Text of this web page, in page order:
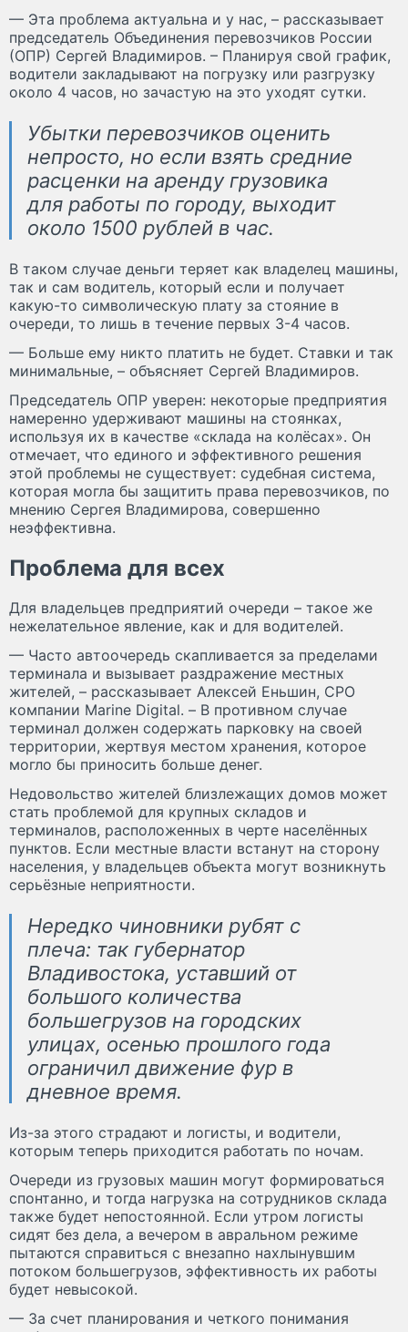
— Эта проблема актуальна и у нас, – рассказывает
председатель Объединения перевозчиков России
(ОПР) Сергей Владимиров. – Планируя свой график,
водители закладывают на погрузку или разгрузку
около 4 часов, но зачастую на это уходят сутки.
Убытки перевозчиков оценить
непросто, но если взять средние
расценки на аренду грузовика
для работы по городу, выходит
около 1500 рублей в час.
В таком случае деньги теряет как владелец машины,
так и сам водитель, который если и получает
какую-то символическую плату за стояние в
очереди, то лишь в течение первых 3-4 часов.
— Больше ему никто платить не будет. Ставки и так
минимальные, – объясняет Сергей Владимиров.
Председатель ОПР уверен: некоторые предприятия
намеренно удерживают машины на стоянках,
используя их в качестве «склада на колёсах». Он
отмечает, что единого и эффективного решения
этой проблемы не существует: судебная система,
которая могла бы защитить права перевозчиков, по
мнению Сергея Владимирова, совершенно
неэффективна.
Проблема для всех
Для владельцев предприятий очереди – такое же
нежелательное явление, как и для водителей.
— Часто автоочередь скапливается за пределами
терминала и вызывает раздражение местных
жителей, – рассказывает Алексей Еньшин, CPO
компании Marine Digital. – В противном случае
терминал должен содержать парковку на своей
территории, жертвуя местом хранения, которое
могло бы приносить больше денег.
Недовольство жителей близлежащих домов может
стать проблемой для крупных складов и
терминалов, расположенных в черте населённых
пунктов. Если местные власти встанут на сторону
населения, у владельцев объекта могут возникнуть
серьёзные неприятности.
Нередко чиновники рубят с
плеча: так губернатор
Владивостока, уставший от
большого количества
большегрузов на городских
улицах, осенью прошлого года
ограничил движение фур в
дневное время.
Из-за этого страдают и логисты, и водители,
которым теперь приходится работать по ночам.
Очереди из грузовых машин могут формироваться
спонтанно, и тогда нагрузка на сотрудников склада
также будет непостоянной. Если утром логисты
сидят без дела, а вечером в авральном режиме
пытаются справиться с внезапно нахлынувшим
потоком большегрузов, эффективность их работы
будет невысокой.
— За счет планирования и четкого понимания